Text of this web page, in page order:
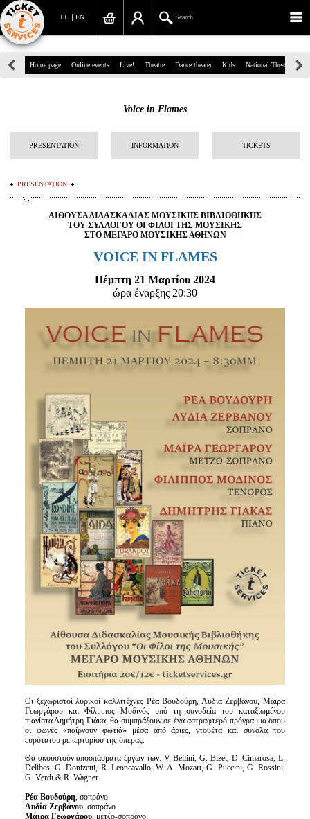
EN
EL Search
39, Panepistimiou Str, Athens
info@ticketservices.gr
Check out
Search your order
Personal Data
Information
Home page Online events Live! Theatre Dance theater Kids National Theatre
Voice in Flames
PRESENTATION INFORMATION TICKETS
PRESENTATION
ΑΙΘΟΥΣΑ ΔΙΔΑΣΚΑΛΙΑΣ ΜΟΥΣΙΚΗΣ ΒΙΒΛΙΟΘΗΚΗΣ
ΤΟΥ ΣΥΛΛΟΓΟΥ ΟΙ ΦΙΛΟΙ ΤΗΣ ΜΟΥΣΙΚΗΣ
ΣΤΟ ΜΕΓΑΡΟ ΜΟΥΣΙΚΗΣ ΑΘΗΝΩΝ
VOICE IN FLAMES
Πέμπτη 21 Μαρτίου 2024
ώρα έναρξης 20:30
Οι ξεχωριστοί λυρικοί καλλιτέχνες Ρέα Βουδούρη, Λυδία Ζερβάνου, Μάιρα
Γεωργάρου και Φίλιππος Μοδινός υπό τη συνοδεία του καταξιωμένου
πιανίστα Δημήτρη Γιάκα, θα συμπράξουν σε ένα αστραφτερό πρόγραμμα όπου
οι φωνές «παίρνουν φωτιά» μέσα από άριες, ντουέτα και σύνολα του
ευρύτατου ρεπερτορίου της όπερας.
Θα ακουστούν αποσπάσματα έργων των: V. Bellini, G. Bizet, D. Cimarosa, L.
Delibes, G. Donizetti, R. Leoncavallo, W. A. Mozart, G. Puccini, G. Rossini,
G. Verdi & R. Wagner.
Ρέα Βουδούρη, σοπράνο
Λυδία Ζερβάνου, σοπράνο
Μάιρα Γεωργάρου, μέτζο-σοπράνο